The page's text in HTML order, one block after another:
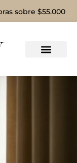
sobre $55.000